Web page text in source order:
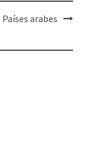
Países arabes